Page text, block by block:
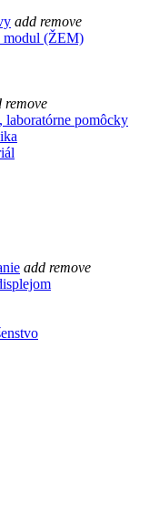
add remove
modul (ŽEM)
remove
laboratórne pomôcky
add remove